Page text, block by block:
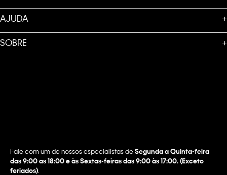
AJUDA +
SOBRE +
Fale com um de nossos especialistas deSegunda a Quinta-feira
das 9:00 as 18:00 e às Sextas-feiras das 9:00 às 17:00. (Exceto
feriados)